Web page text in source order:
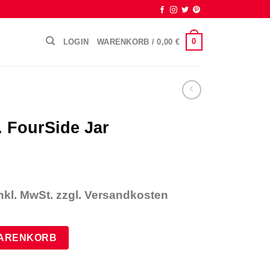
LOGIN WARENKORB /0,00 € 0
FourSide Jar
€.
MwSt. zzgl. Versandkosten